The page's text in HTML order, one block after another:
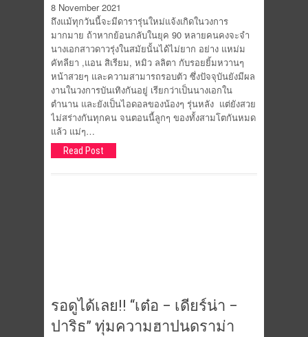
8 November 2021
ถึงแม้ทุกวันนี้จะมีดารารุ่นใหม่แจ้งเกิดในวงการ
มากมาย ถ้าหากย้อนกลับในยุค 90 หลายคนคงจะจำ
นางเอกสาวดาวรุ่งในสมัยนั้นได้ไม่ยาก อย่าง แหม่ม
คัทลียา ,แอน สิเรียม, หมิว ลลิตา กับรอยยิ้มหวานๆ
หน้าสวยๆ และความสามารถรอบตัว ซึ่งปัจจุบันยังมีผล
งานในวงการบันเทิงกันอยู่ เรียกว่าเป็นนางเอกใน
ตำนาน และยังเป็นไอดอลของน้องๆ รุ่นหลัง แต่ยังสวย
ไม่สร่างกันทุกคน จนตอนนี้ลูกๆ ของทั้งสามโตกันหมด
แล้ว แม่ๆ…
Read Post
รอดูได้เลย!! “เต๋อ – เดียร์น่า –
ปาริธ” ทุ่มความฮาปนดราม่า